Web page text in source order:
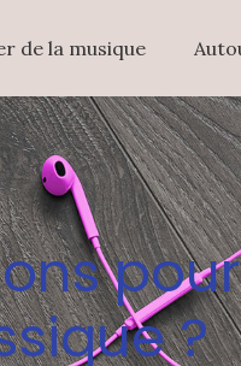
de la musique
?